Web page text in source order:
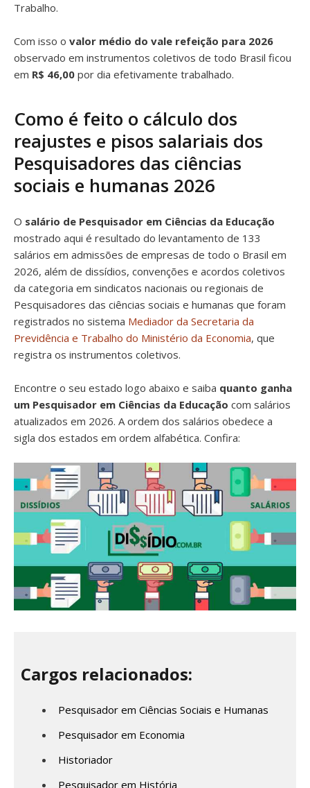
Trabalho.
Com isso o valor médio do vale refeição para 2026
observado em instrumentos coletivos de todo Brasil ficou
em R$ 46,00 por dia efetivamente trabalhado.
Como é feito o cálculo dos
reajustes e pisos salariais dos
Pesquisadores das ciências
sociais e humanas 2026
O salário de Pesquisador em Ciências da Educação
mostrado aqui é resultado do levantamento de 133
salários em admissões de empresas de todo o Brasil em
2026, além de dissídios, convenções e acordos coletivos
da categoria em sindicatos nacionais ou regionais de
Pesquisadores das ciências sociais e humanas que foram
registrados no sistema Mediador da Secretaria da
Previdência e Trabalho do Ministério da Economia, que
registra os instrumentos coletivos.
Encontre o seu estado logo abaixo e saiba quanto ganha
um Pesquisador em Ciências da Educação com salários
atualizados em 2026. A ordem dos salários obedece a
sigla dos estados em ordem alfabética. Confira:
Cargos relacionados:
Pesquisador em Ciências Sociais e Humanas
Pesquisador em Economia
Historiador
Pesquisador em História